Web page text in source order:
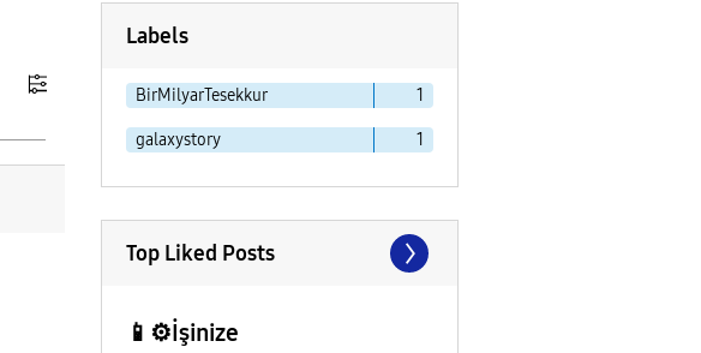
Labels
BirMilyarTesekkur 1
galaxystory 1
Top Liked Posts
📱⚙️İşinize